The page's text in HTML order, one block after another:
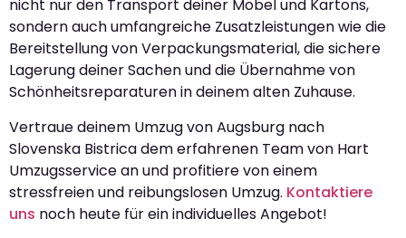
nicht nur den Transport deiner Möbel und Kartons,
sondern auch umfangreiche Zusatzleistungen wie die
Bereitstellung von Verpackungsmaterial, die sichere
Lagerung deiner Sachen und die Übernahme von
Schönheitsreparaturen in deinem alten Zuhause.
Vertraue deinem Umzug von Augsburg nach
Slovenska Bistrica dem erfahrenen Team von Hart
Umzugsservice an und profitiere von einem
stressfreien und reibungslosen Umzug. Kontaktiere
uns noch heute für ein individuelles Angebot!